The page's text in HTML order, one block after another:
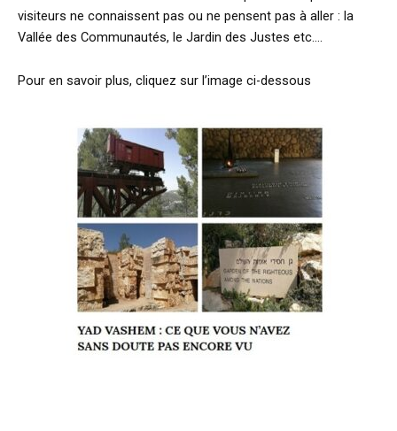
visiteurs ne connaissent pas ou ne pensent pas à aller : la
Vallée des Communautés, le Jardin des Justes etc….
Pour en savoir plus, cliquez sur l’image ci-dessous